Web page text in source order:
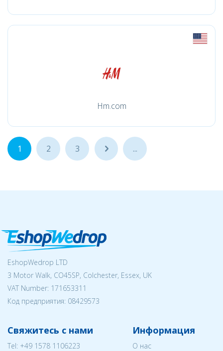
Hm.com
1 2 3 ... ...
EshopWedrop LTD
3 Motor Walk, CO45SP, Colchester, Essex, UK
VAT Number: 171653311
Код предприятия: 08429573
Свяжитесь с нами
Tel: +49 1578 1106223
Информация
О нас